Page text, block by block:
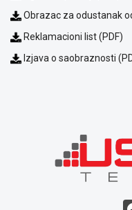
OUTLET
Kontakt
WEB
KREDIT
Obrazac za odustanak
Reklamacioni list (PDF)
Izjava o saobraznosti